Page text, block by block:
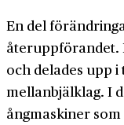
En del
återuppförandet.
och delades upp
mellanbjälklag. I
ångmaskiner